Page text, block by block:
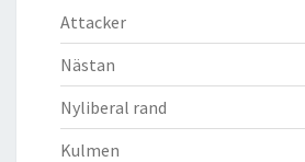
Attacker
Nästan
Nyliberal rand
Kulmen